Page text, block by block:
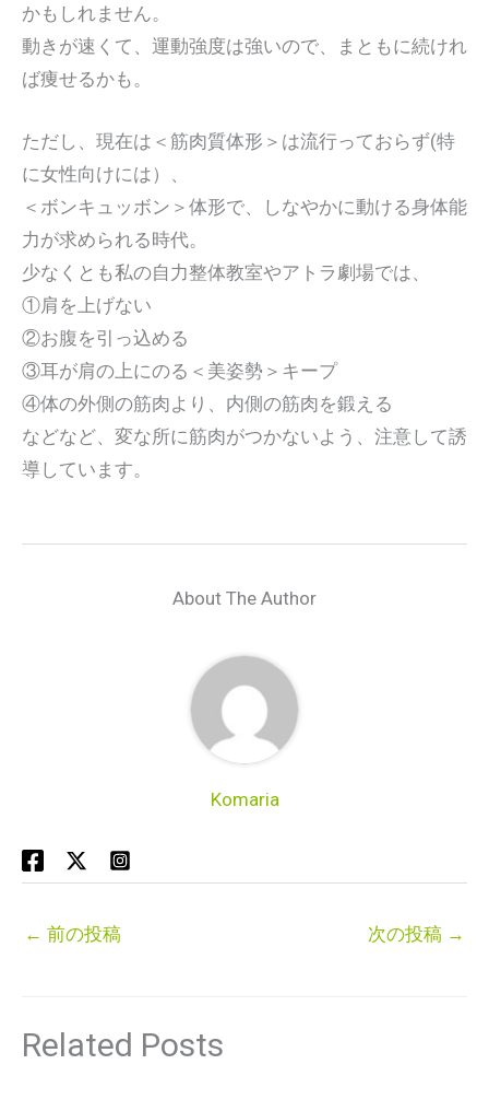
かもしれません。
動きが速くて、運動強度は強いので、まともに続けれ
ば痩せるかも。
ただし、現在は＜筋肉質体形＞は流行っておらず(特
に女性向けには）、
＜ボンキュッボン＞体形で、しなやかに動ける身体能
力が求められる時代。
少なくとも私の自力整体教室やアトラ劇場では、
①肩を上げない
②お腹を引っ込める
③耳が肩の上にのる＜美姿勢＞キープ
④体の外側の筋肉より、内側の筋肉を鍛える
などなど、変な所に筋肉がつかないよう、注意して誘
導しています。
About The Author
Komaria
← 前の投稿 次の投稿 →
Related Posts